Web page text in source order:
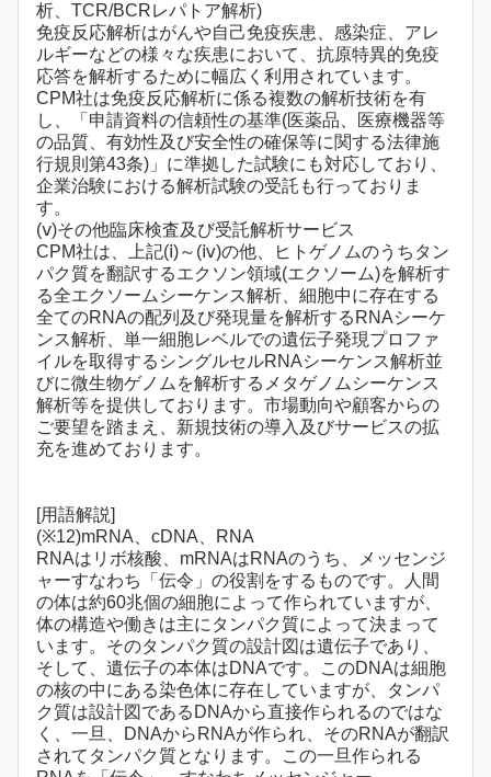
析、TCR/BCRレパトア解析)
免疫反応解析はがんや自己免疫疾患、感染症、アレ
ルギーなどの様々な疾患において、抗原特異的免疫
応答を解析するために幅広く利用されています。
CPM社は免疫反応解析に係る複数の解析技術を有
し、「申請資料の信頼性の基準(医薬品、医療機器等
の品質、有効性及び安全性の確保等に関する法律施
行規則第43条)」に準拠した試験にも対応しており、
企業治験における解析試験の受託も行っておりま
す。
(ⅴ)その他臨床検査及び受託解析サービス
CPM社は、上記(ⅰ)～(ⅳ)の他、ヒトゲノムのうちタン
パク質を翻訳するエクソン領域(エクソーム)を解析す
る全エクソームシーケンス解析、細胞中に存在する
全てのRNAの配列及び発現量を解析するRNAシーケ
ンス解析、単一細胞レベルでの遺伝子発現プロファ
イルを取得するシングルセルRNAシーケンス解析並
びに微生物ゲノムを解析するメタゲノムシーケンス
解析等を提供しております。市場動向や顧客からの
ご要望を踏まえ、新規技術の導入及びサービスの拡
充を進めております。
[用語解説]
(※12)mRNA、cDNA、RNA
RNAはリボ核酸、mRNAはRNAのうち、メッセンジ
ャーすなわち「伝令」の役割をするものです。人間
の体は約60兆個の細胞によって作られていますが、
体の構造や働きは主にタンパク質によって決まって
います。そのタンパク質の設計図は遺伝子であり、
そして、遺伝子の本体はDNAです。このDNAは細胞
の核の中にある染色体に存在していますが、タンパ
ク質は設計図であるDNAから直接作られるのではな
く、一旦、DNAからRNAが作られ、そのRNAが翻訳
されてタンパク質となります。この一旦作られる